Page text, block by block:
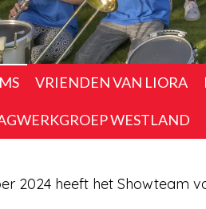
VRIENDEN VAN LIORA
WESTLAND
2024 heeft het Showteam